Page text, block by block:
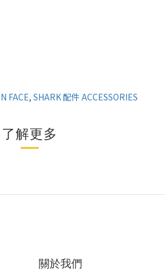
FACE, SHARK 配件 ACCESSORIES
了解更多
關於我們